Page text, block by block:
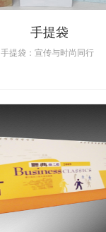
手提袋
手提袋：宣传与时尚同行